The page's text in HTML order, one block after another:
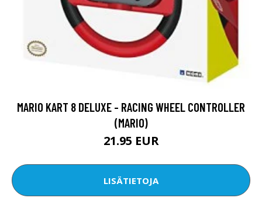
MARIO KART 8 DELUXE - RACING WHEEL CONTROLLER
(MARIO)
21.95 EUR
LISÄTIETOJA